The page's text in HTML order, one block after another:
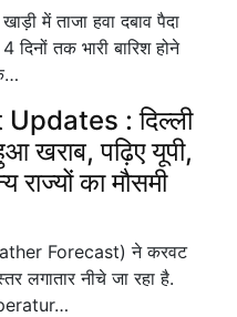
में ताजा हवा दबाव पैदा
तक भारी बारिश होने
: दिल्ली
खराब, पढ़िए यूपी,
का मौसमी
Forecast) ने करवट
लगातार नीचे जा रहा है.